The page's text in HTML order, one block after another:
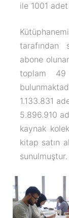
ile 1001
tarafından
abone
toplam
1.133.831
5.896.910
kaynak
kitap satın
sunulmuştur.